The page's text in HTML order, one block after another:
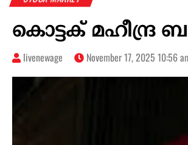
കൊട്ടക് മഹീന്ദ്ര
livenewage November 17, 2025 10:56